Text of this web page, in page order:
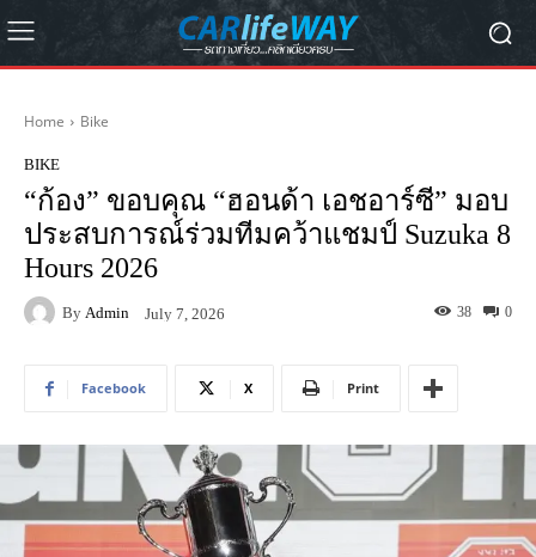
Home Bike
BIKE
“ก้อง” ขอบคุณ “ฮอนด้า เอชอาร์ซี” มอบ
ประสบการณ์ร่วมทีมคว้าแชมป์ Suzuka 8
Hours 2026
By Admin July 7, 2026 0
38
Facebook X Print